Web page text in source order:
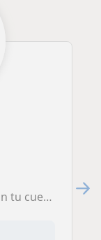
física y el deporte